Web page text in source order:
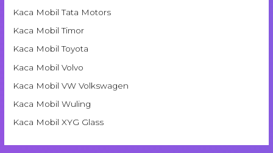
Kaca Mobil Tata Motors
Kaca Mobil Timor
Kaca Mobil Toyota
Kaca Mobil Volvo
Kaca Mobil VW Volkswagen
Kaca Mobil Wuling
Kaca Mobil XYG Glass